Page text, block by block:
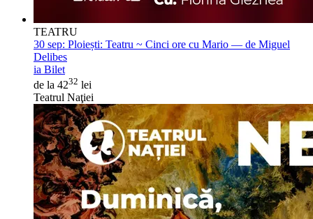
TEATRU
30 sep: Ploiești: Teatru ~ Cinci ore cu Mario — de Miguel
Delibes
ia Bilet
de la 4232 lei
Teatrul Naţiei